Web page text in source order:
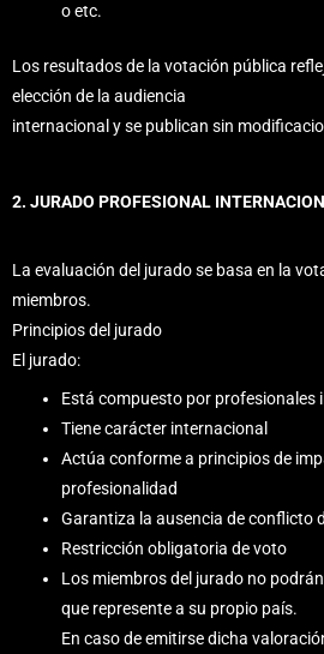
o etc.
Los resultados de la votación pública
elección de la audiencia
internacional y se publican sin
2. JURADO PROFESIONAL
La evaluación del jurado se basa en la
miembros.
Principios del jurado
El jurado:
Está compuesto por profesionales
Tiene carácter internacional
Actúa conforme a principios de
profesionalidad
Garantiza la ausencia de conflicto
Restricción obligatoria de voto
Los miembros del jurado no
que represente a su propio país.
En caso de emitirse dicha